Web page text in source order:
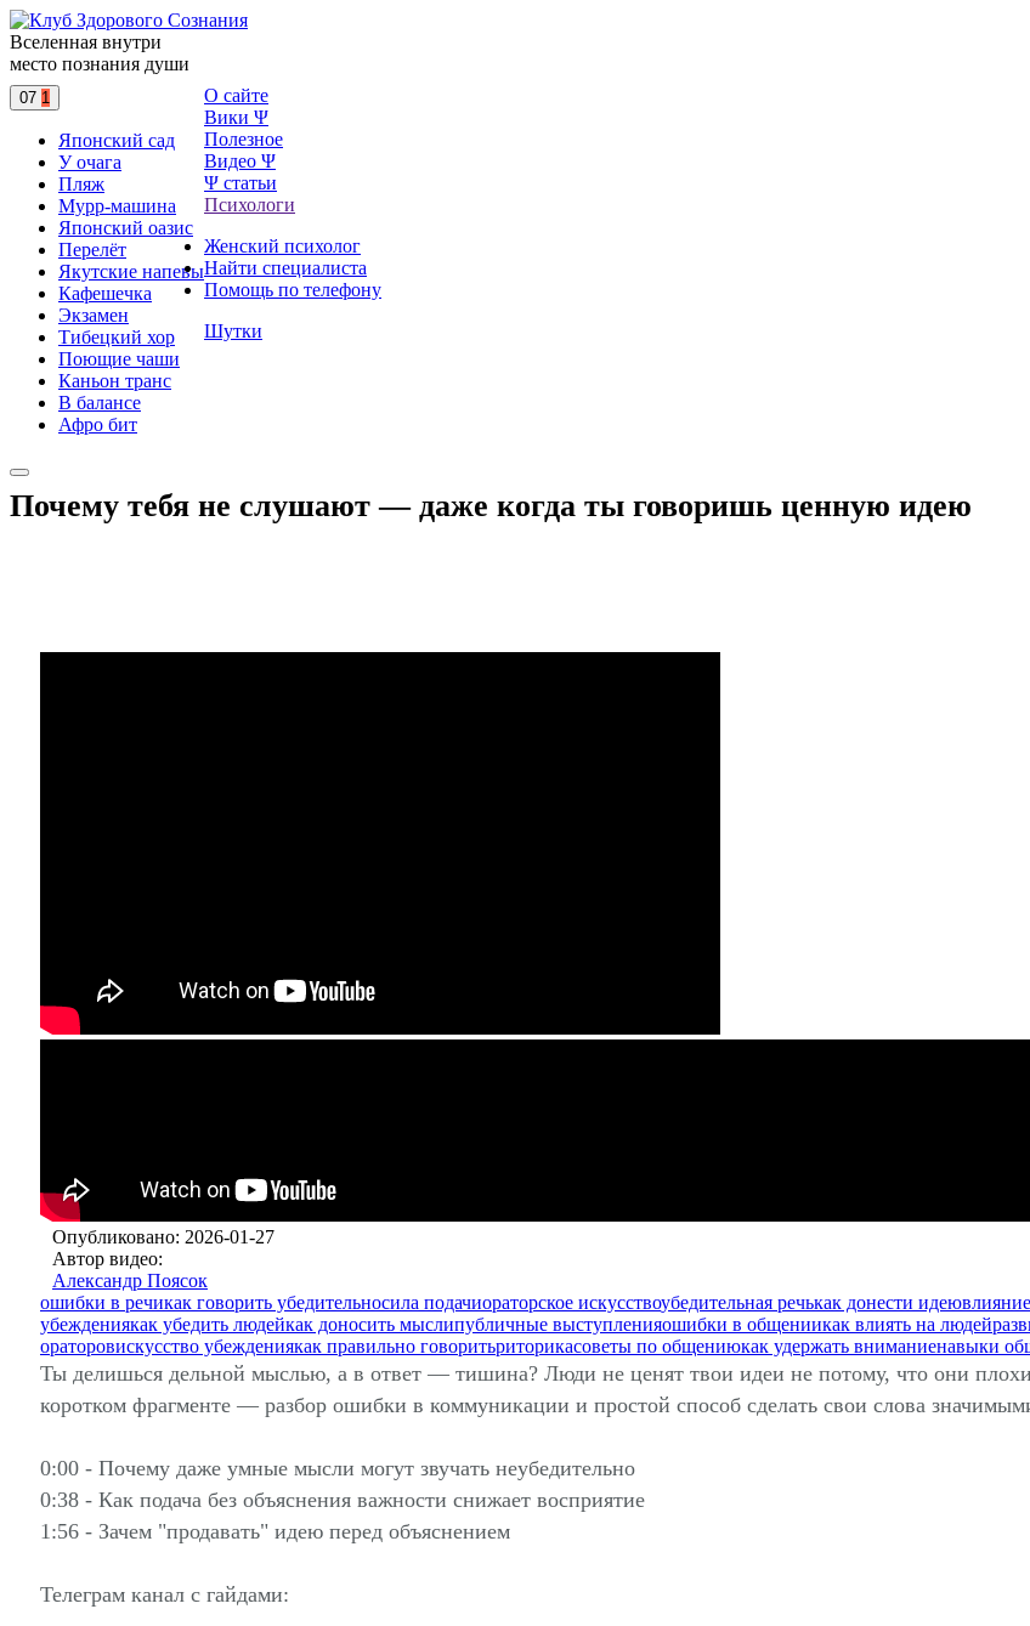
Вселенная внутри
место познания души
07 1
Японский сад
У очага
Пляж
Мурр-машина
Японский оазис
Перелёт
Якутские напевы
Кафешечка
Экзамен
Тибецкий хор
Поющие чаши
Каньон транс
В балансе
Афро бит
О сайте
Вики Ψ
Полезное
Видео Ψ
Ψ статьи
Психологи
Женский психолог
Найти специалиста
Помощь по телефону
Шутки
Почему тебя не слушают — даже когда ты говоришь ценную идею
Опубликовано: 2026-01-27
Автор видео:
Александр Поясок
ошибки в речикак говорить убедительносила подачиораторское искусствоубедительная речькак донести идею
убеждениякак убедить людейкак доносить мыслипубличные выступленияошибки в общениикак влиять на людей
ораторовискусство убеждениякак правильно говоритьриторикасоветы по общениюкак удержать вниманиенавыки
Ты делишься дельной мыслью, а в ответ — тишина? Люди не ценят твои идеи не потому, что они
коротком фрагменте — разбор ошибки в коммуникации и простой способ сделать свои слова
0:00 - Почему даже умные мысли могут звучать неубедительно
0:38 - Как подача без объяснения важности снижает восприятие
1:56 - Зачем "продавать" идею перед объяснением
Телеграм канал с гайдами: